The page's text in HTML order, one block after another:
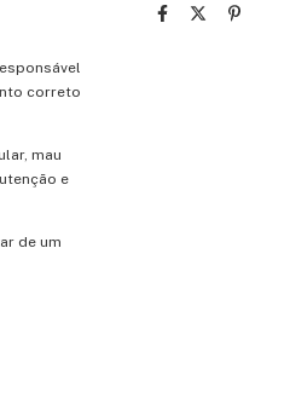
correto
mau
e
de um